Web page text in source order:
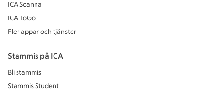
ICA Scanna
ICA ToGo
Fler appar och tjänster
Stammis på ICA
Bli stammis
Stammis Student